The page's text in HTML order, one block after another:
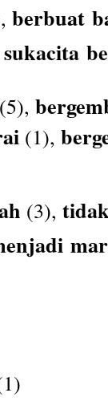
berbuat
sukacita
(5),
(1),
(3),